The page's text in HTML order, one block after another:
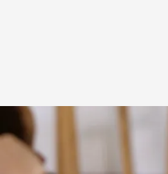
cuatro.com
12 OCT 2014 - 23:40h.